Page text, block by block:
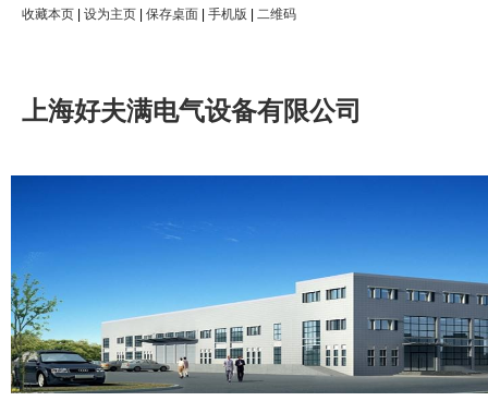
收藏本页 设为主页 保存桌面 手机版 二维码
上海好夫满电气设备有限公司